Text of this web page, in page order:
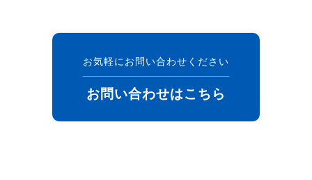
お気軽にお問い合わせください
お問い合わせはこちら